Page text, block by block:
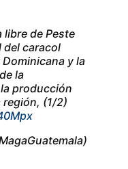
libre de Peste
del caracol
y la
la
producción
región, (1/2)